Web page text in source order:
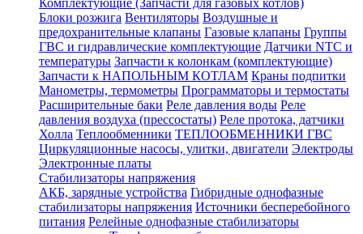
Комплектующие (Запчасти для газовых котлов)
Блоки розжига Вентиляторы Воздушные и
предохранительные клапаны Газовые клапаны Группы
ГВС и гидравлические комплектующие Датчики NTC и
температуры Запчасти к колонкам (комплектующие)
Запчасти к НАПОЛЬНЫМ КОТЛАМ Краны подпитки
Манометры, термометры Программаторы и термостаты
Расширительные баки Реле давления воды Реле
давления воздуха (прессостаты) Реле протока, датчики
Холла Теплообменники ТЕПЛООБМЕННИКИ ГВС
Циркуляционные насосы, улитки, двигатели Электроды
Электронные платы
Стабилизаторы напряжения
АКБ, зарядные устройства Гибридные однофазные
стабилизаторы напряжения Источники бесперебойного
питания Релейные однофазные стабилизаторы